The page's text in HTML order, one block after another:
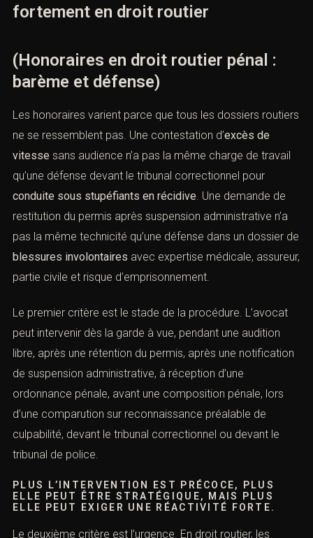
fortement en droit routier
(Honoraires en droit routier pénal :
barème et défense)
Les honoraires varient parce que tous les dossiers
routiers ne se ressemblent pas. Une contestation
d’excès de vitessesans audience n’a pas la même
charge de travail qu’une défense devant le tribunal
correctionnel pourconduite sous stupéfiants en
récidive. Une demande de restitution du permis après
suspension administrative n’a pas la même technicité
qu’une défense dans un dossier deblessures
involontairesavec expertise médicale, assureur, partie
Le premier critère est le stade de la procédure. L’avocat
peut intervenir dès la garde à vue, pendant une audition
libre, après une rétention du permis, après une
notification de suspension administrative, à réception
d’une ordonnance pénale, avant une composition
pénale, lors d’une comparution sur reconnaissance
préalable de culpabilité, devant le tribunal correctionnel
PLUS L’INTERVENTION EST PRÉCOCE, PLUS